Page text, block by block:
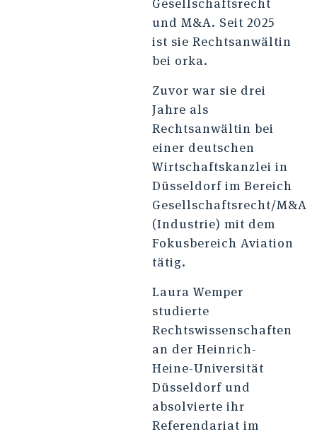
und M&A. Seit 2025
ist sie Rechtsanwältin
bei orka.
Zuvor war sie drei
Jahre als
Rechtsanwältin bei
einer deutschen
Wirtschaftskanzlei in
Düsseldorf im Bereich
Gesellschaftsrecht/M&A
(Industrie) mit dem
Fokusbereich Aviation
tätig.
Laura Wemper
studierte
Rechtswissenschaften
an der Heinrich-
Heine-Universität
Düsseldorf und
absolvierte ihr
Referendariat im